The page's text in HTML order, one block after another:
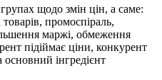
щодо змін цін, а саме:
промоспіраль,
маржі, обмеження
підіймає ціни, конкурент
основний інгредієнт